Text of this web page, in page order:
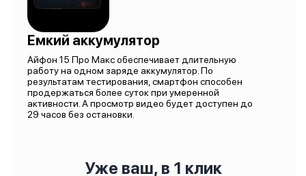
Емкий аккумулятор
Айфон 15 Про Макс обеспечивает длительную
работу на одном заряде аккумулятор. По
результатам тестирования, смартфон способен
продержаться более суток при умеренной
активности. А просмотр видео будет доступен до
29 часов без остановки.
Уже ваш, в 1 клик